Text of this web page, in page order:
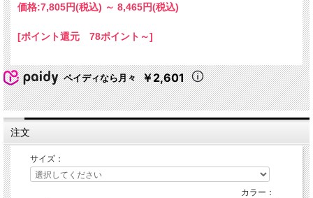
価格:7,805円(税込) ～ 8,465円(税込)
[ポイント還元 78ポイント～]
ペイディなら月々 ￥2,601
注文
サイズ：
カラー：